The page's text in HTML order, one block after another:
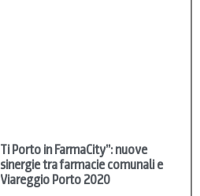
Ti Porto in FarmaCity”: nuove
sinergie tra farmacie comunali e
Viareggio Porto 2020